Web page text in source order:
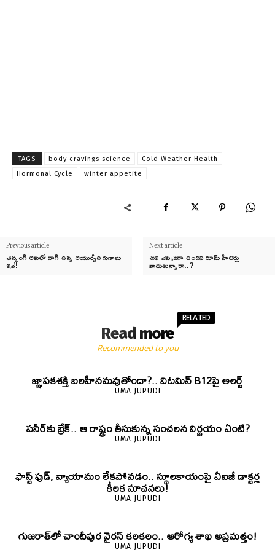
TAGS body cravings science
Cold Weather Health
Hormonal Cycle
winter appetite
Previous article
చెన్నంగి ఆకులో దాగి ఉన్న ఆయుర్వేద గుణాలు
ఇవే!
Next article
చలి ఎక్కువగా ఉందని రూమ్‌ హీటర్లు
వాడుతున్నారా..?
Read more
RELATED
Recommended to you
జ్ఞాపకశక్తి బలహీనమవుతోందా?.. విటమిన్ B12పై అలర్ట్
UMA JUPUDI
పనీర్‌కు బ్రేక్.. ఆ రాష్ట్రం తీసుకున్న సంచలన నిర్ణయం ఏంటి?
UMA JUPUDI
ఫాస్ట్ ఫుడ్, వ్యాయామం లేకపోవడం.. స్థూలకాయంపై ఏఐజీ డాక్టర్ల
కీలక సూచనలు!
UMA JUPUDI
గుజరాత్‌లో చాందీపుర వైరస్ కలకలం.. ఆరోగ్య శాఖ అప్రమత్తం!
UMA JUPUDI